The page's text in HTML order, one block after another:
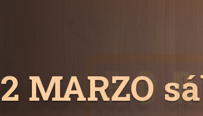
MARZO